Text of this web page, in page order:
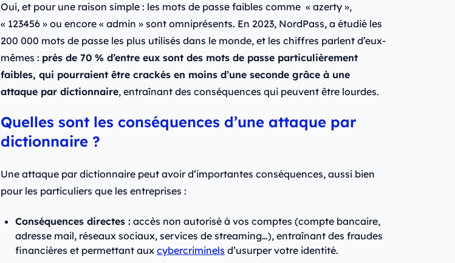
Oui, et pour une raison simple : les mots de passe faibles comme « azerty »,
« 123456 » ou encore « admin » sont omniprésents. En 2023, NordPass, a étudié les
200 000 mots de passe les plus utilisés dans le monde, et les chiffres parlent d’eux-
mêmes : près de 70 % d’entre eux sont des mots de passe particulièrement
faibles, qui pourraient être crackés en moins d’une seconde grâce à une
attaque par dictionnaire, entraînant des conséquences qui peuvent être lourdes.
Quelles sont les conséquences d’une attaque par
dictionnaire ?
Une attaque par dictionnaire peut avoir d’importantes conséquences, aussi bien
pour les particuliers que les entreprises :
Conséquences directes :accès non autorisé à vos comptes (compte bancaire,
adresse mail, réseaux sociaux, services de streaming…), entraînant des fraudes
financières et permettant aux cybercriminels d’usurper votre identité.